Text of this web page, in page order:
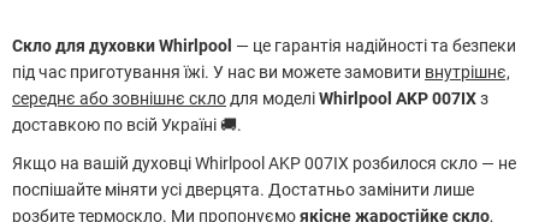
Скло для духовки Whirlpool — це гарантія надійності та безпеки
під час приготування їжі. У нас ви можете замовити внутрішнє,
середнє або зовнішнє скло для моделіWhirlpool AKP 007IXз
доставкою по всій Україні 🚚.
Якщо на вашій духовці Whirlpool AKP 007IX розбилося скло — не
поспішайте міняти усі дверцята. Достатньо замінити лише
розбите термоскло. Ми пропонуємоякісне жаростійке скло,